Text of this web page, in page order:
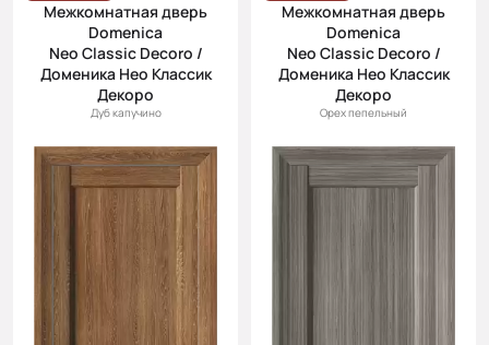
Межкомнатная дверь
Domenica
Neo Classic Decoro /
Доменика Нео Классик
Декоро
Дуб капучино
Межкомнатная дверь
Domenica
Neo Classic Decoro /
Доменика Нео Классик
Декоро
Орех пепельный